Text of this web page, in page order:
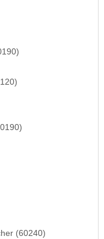
(60240)